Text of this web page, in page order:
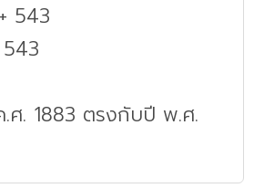
543
ศ. 1883 ตรงกับปี พ.ศ.